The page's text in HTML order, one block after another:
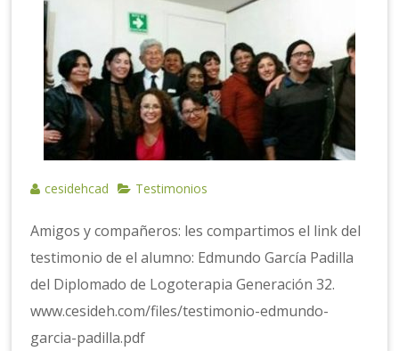
cesidehcad Testimonios
Amigos y compañeros: les compartimos el link del
testimonio de el alumno: Edmundo García Padilla
del Diplomado de Logoterapia Generación 32.
www.cesideh.com/files/testimonio-edmundo-
garcia-padilla.pdf